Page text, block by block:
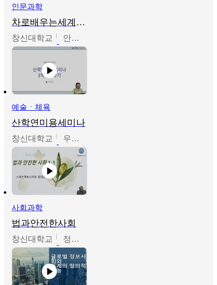
인문과학
차로배우는세계문화
창신대학교 안소영
예술ㆍ체육
산학연미용세미나
창신대학교 우미옥,오윤경,박선이
사회과학
법과안전한사회
창신대학교 정연균